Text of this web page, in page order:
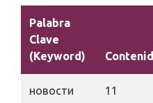
Palabra
Clave
(Keyword)
новости 11